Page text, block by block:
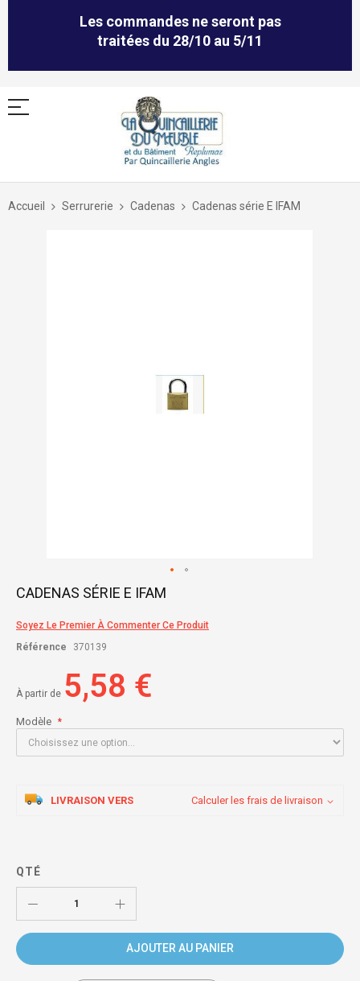
Les commandes ne seront pas
traitées du 28/10 au 5/11
Allez
contenu
Accueil Serrurerie Cadenas Cadenas série E IFAM
Skip
beginning
of
CADENAS SÉRIE E IFAM
Soyez Le Premier À Commenter Ce Produit
Référence
370139
À partir de 5,58 €
Modèle
LIVRAISON VERS Calculer les frais de livraison
QTÉ
AJOUTER AU PANIER